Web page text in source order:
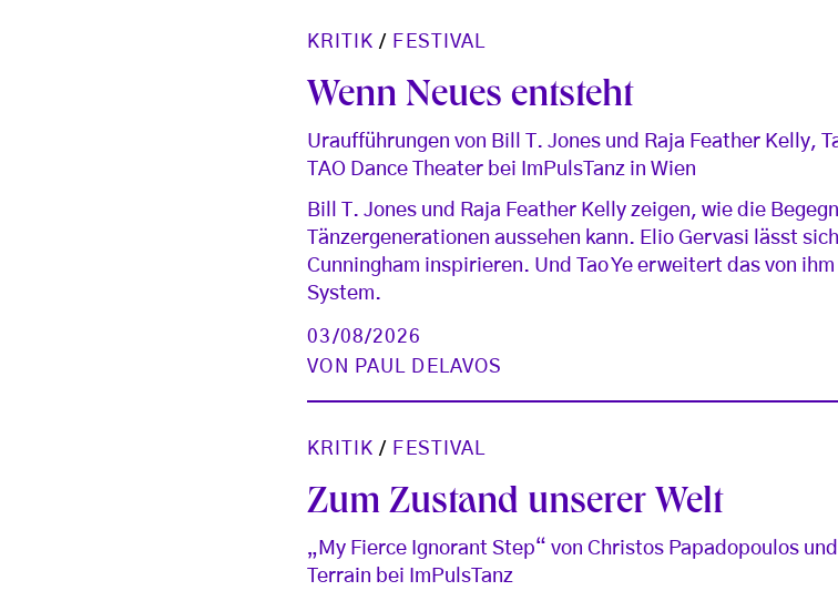
KRITIK / FESTIVAL
Wenn Neues entsteht
Uraufführungen von Bill T. Jones und Raja Feather Kelly,
TAO Dance Theater bei ImPulsTanz in Wien
Bill T. Jones und Raja Feather Kelly zeigen, wie die
Tänzergenerationen aussehen kann. Elio Gervasi lässt
Cunningham inspirieren. Und Tao Ye erweitert das von
System.
03/08/2026
VON
PAUL DELAVOS
KRITIK / FESTIVAL
Zum Zustand unserer Welt
„My Fierce Ignorant Step“ von Christos Papadopoulos
Terrain bei ImPulsTanz